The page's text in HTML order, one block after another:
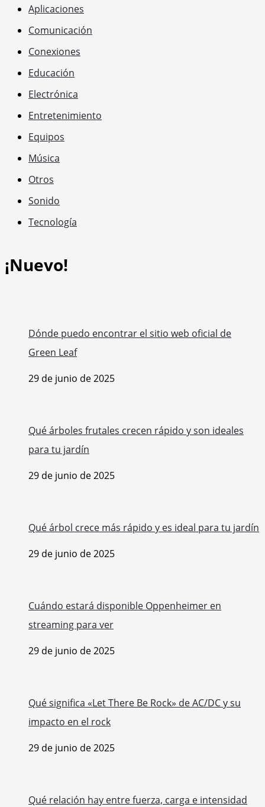
Aplicaciones
Comunicación
Conexiones
Educación
Electrónica
Entretenimiento
Equipos
Música
Otros
Sonido
Tecnología
¡Nuevo!
Dónde puedo encontrar el sitio web oficial de
Green Leaf
Qué árboles frutales crecen rápido y son ideales
para tu jardín
Qué árbol crece más rápido y es ideal para tu jardín
Cuándo estará disponible Oppenheimer en
streaming para ver
Qué significa «Let There Be Rock» de AC/DC y su
impacto en el rock